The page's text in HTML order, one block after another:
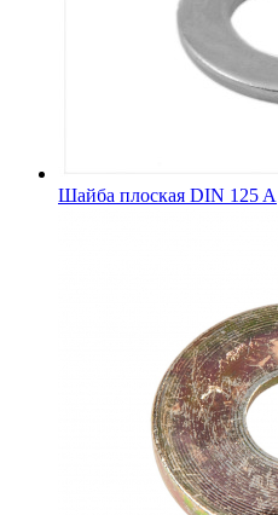
Шайба плоская DIN 125 A